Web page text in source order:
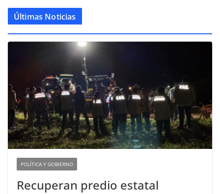
Últimas Noticias
POLÍTICA Y GOBIERNO
Recuperan predio estatal